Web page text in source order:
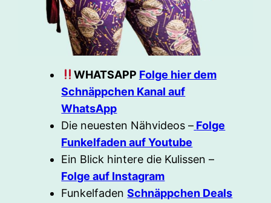
WHATSAPP Folge hier dem
Schnäppchen Kanal auf
WhatsApp
Die neuesten Nähvideos – Folge
Funkelfaden auf Youtube
Ein Blick hintere die Kulissen –
Folge auf Instagram
FunkelfadenSchnäppchen Deals